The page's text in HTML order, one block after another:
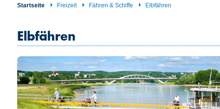
Startseite Freizeit Fähren & Schiffe Elbfähren
Elbfähren